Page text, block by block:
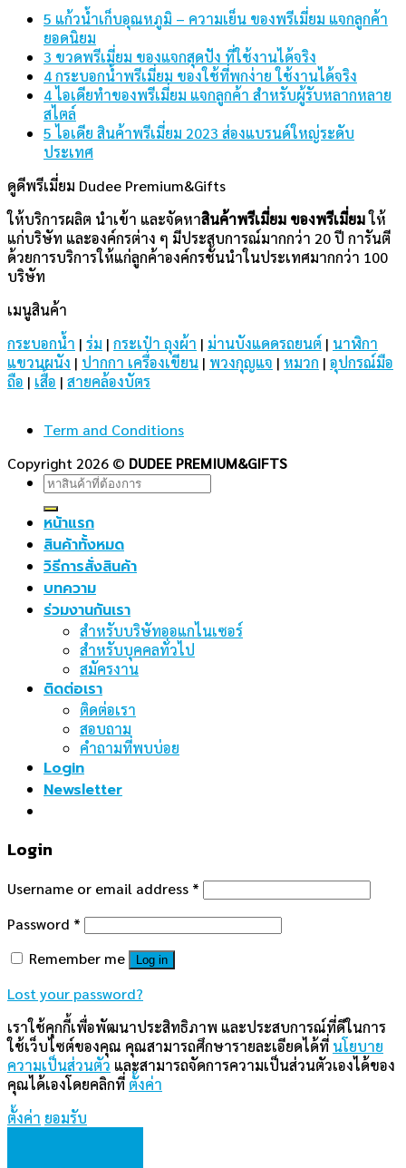
5 แก้วน้ำเก็บอุณหภูมิ – ความเย็น ของพรีเมี่ยม แจกลูกค้า
ยอดนิยม
3 ขวดพรีเมี่ยม ของแจกสุดปัง ที่ใช้งานได้จริง
4 กระบอกน้ำพรีเมี่ยม ของใช้ที่พกง่าย ใช้งานได้จริง
4 ไอเดียทำของพรีเมี่ยม แจกลูกค้า สำหรับผู้รับหลากหลาย
สไตล์
5 ไอเดีย สินค้าพรีเมี่ยม 2023 ส่องแบรนด์ใหญ่ระดับ
ประเทศ
ดูดีพรีเมี่ยม Dudee Premium&Gifts
ให้บริการผลิต นำเข้า และจัดหาสินค้าพรีเมี่ยม ของพรีเมี่ยมให้
แก่บริษัท และองค์กรต่าง ๆ มีประสบการณ์มากกว่า 20 ปี การันตี
ด้วยการบริการให้แก่ลูกค้าองค์กรชั้นนำในประเทศมากกว่า 100
บริษัท
เมนูสินค้า
กระบอกน้ำ | ร่ม | กระเป๋า ถุงผ้า | ม่านบังแดดรถยนต์ | นาฬิกา
แขวนผนัง | ปากกา เครื่องเขียน | พวงกุญแจ | หมวก | อุปกรณ์มือ
ถือ | เสื้อ | สายคล้องบัตร
Term and Conditions
Copyright 2026 © DUDEE PREMIUM&GIFTS
Search
for:
หน้าแรก
สินค้าทั้งหมด
วิธีการสั่งสินค้า
บทความ
ร่วมงานกันเรา
สำหรับบริษัทออแกไนเซอร์
สำหรับบุคคลทั่วไป
สมัครงาน
ติดต่อเรา
ติดต่อเรา
สอบถาม
คำถามที่พบบ่อย
Login
Newsletter
Login
Username or email address *
Password *
Remember me
Log in
Lost your password?
เราใช้คุกกี้เพื่อพัฒนาประสิทธิภาพ และประสบการณ์ที่ดีในการ
ใช้เว็บไซต์ของคุณ คุณสามารถศึกษารายละเอียดได้ที่ นโยบาย
ความเป็นส่วนตัว และสามารถจัดการความเป็นส่วนตัวเองได้ของ
คุณได้เองโดยคลิกที่ ตั้งค่า
ตั้งค่า ยอมรับ